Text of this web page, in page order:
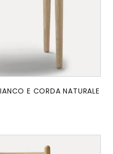
E CORDA NATURALE